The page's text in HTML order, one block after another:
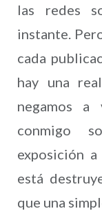
las redes
instante.
cada
hay una
negamos
conmigo
exposición
está
que una